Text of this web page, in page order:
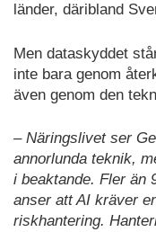
länder, däribland
Men dataskyddet
inte bara genom
även genom den
– Näringslivet ser
annorlunda teknik,
i beaktande. Fler än
anser att AI kräver
riskhantering.